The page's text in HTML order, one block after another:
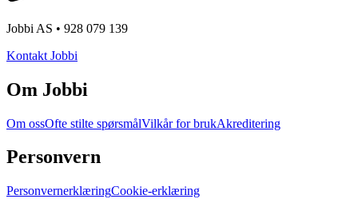
Jobbi AS • 928 079 139
Kontakt Jobbi
Om Jobbi
Om ossOfte stilte spørsmålVilkår for brukAkreditering
Personvern
PersonvernerklæringCookie-erklæring